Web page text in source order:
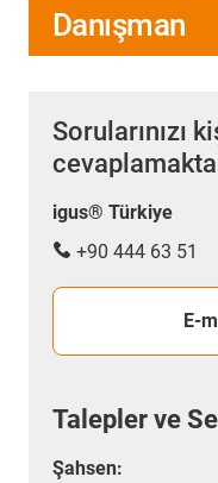
Danışman
Sorularınızı
igus® Türkiye
+90 444 63 51
E-
Talepler ve
Şahsen: